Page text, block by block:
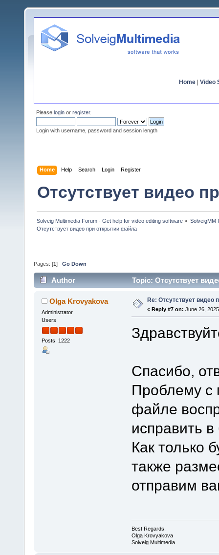
Home Video
Please login or register.
Login with username, password and session length
Home Help Search Login Register
Отсутствует видео
Solveig Multimedia Forum - Get help for video editing software » SolveigMM
Отсутствует видео при открытии файла
Pages: [1 ] Go Down
Author Topic: Отсутствует
Olga Krovyakova
Administrator
Users
Posts: 1222
Re: Отсутствует видео
« Reply #7 on: June 26,
Спасибо,
Проблему с
файле
исправить
Как только
также
отправим
Best Regards,
Olga Krovyakova
Solveig Multimedia